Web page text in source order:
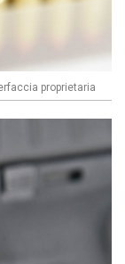
proprietaria